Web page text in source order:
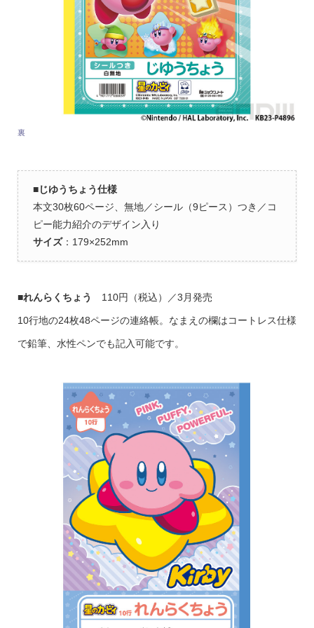
裏
■じゆうちょう仕様
本文30枚60ページ、無地／シール（9ピース）つき／コ
ピー能力紹介のデザイン入り
サイズ：179×252mm
■れんらくちょう 110円（税込）／3月発売
10行地の24枚48ページの連絡帳。なまえの欄はコートレス仕様
で鉛筆、水性ペンでも記入可能です。